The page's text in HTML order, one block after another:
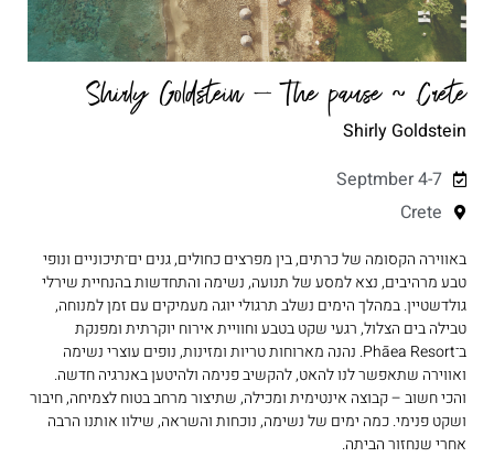
Shirly Goldstein – The pause ~ Crete
Shirly Goldstein
Septmber 4-7
Crete
באווירה הקסומה של כרתים, בין מפרצים כחולים, גנים ים־תיכוניים ונופי
טבע מרהיבים, נצא למסע של תנועה, נשימה והתחדשות בהנחיית שירלי
גולדשטיין. במהלך הימים נשלב תרגולי יוגה מעמיקים עם זמן למנוחה,
טבילה בים הצלול, רגעי שקט בטבע וחוויית אירוח יוקרתית ומפנקת
ב־Phāea Resort. נהנה מארוחות טריות ומזינות, נופים עוצרי נשימה
ואווירה שתאפשר לנו להאט, להקשיב פנימה ולהיטען באנרגיה חדשה.
והכי חשוב – קבוצה אינטימית ומכילה, שתיצור מרחב בטוח לצמיחה, חיבור
ושקט פנימי. כמה ימים של נשימה, נוכחות והשראה, שילוו אותנו הרבה
אחרי שנחזור הביתה.